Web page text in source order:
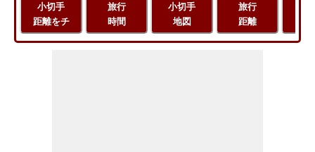
小切手
距離をチ
旅行
時間
小切手
地図
旅行
距離